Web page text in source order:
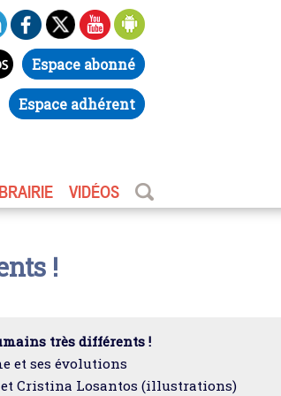
Espace abonné
Espace adhérent
VIDÉOS
!
très différents !
et ses évolutions
Cristina Losantos (illustrations)